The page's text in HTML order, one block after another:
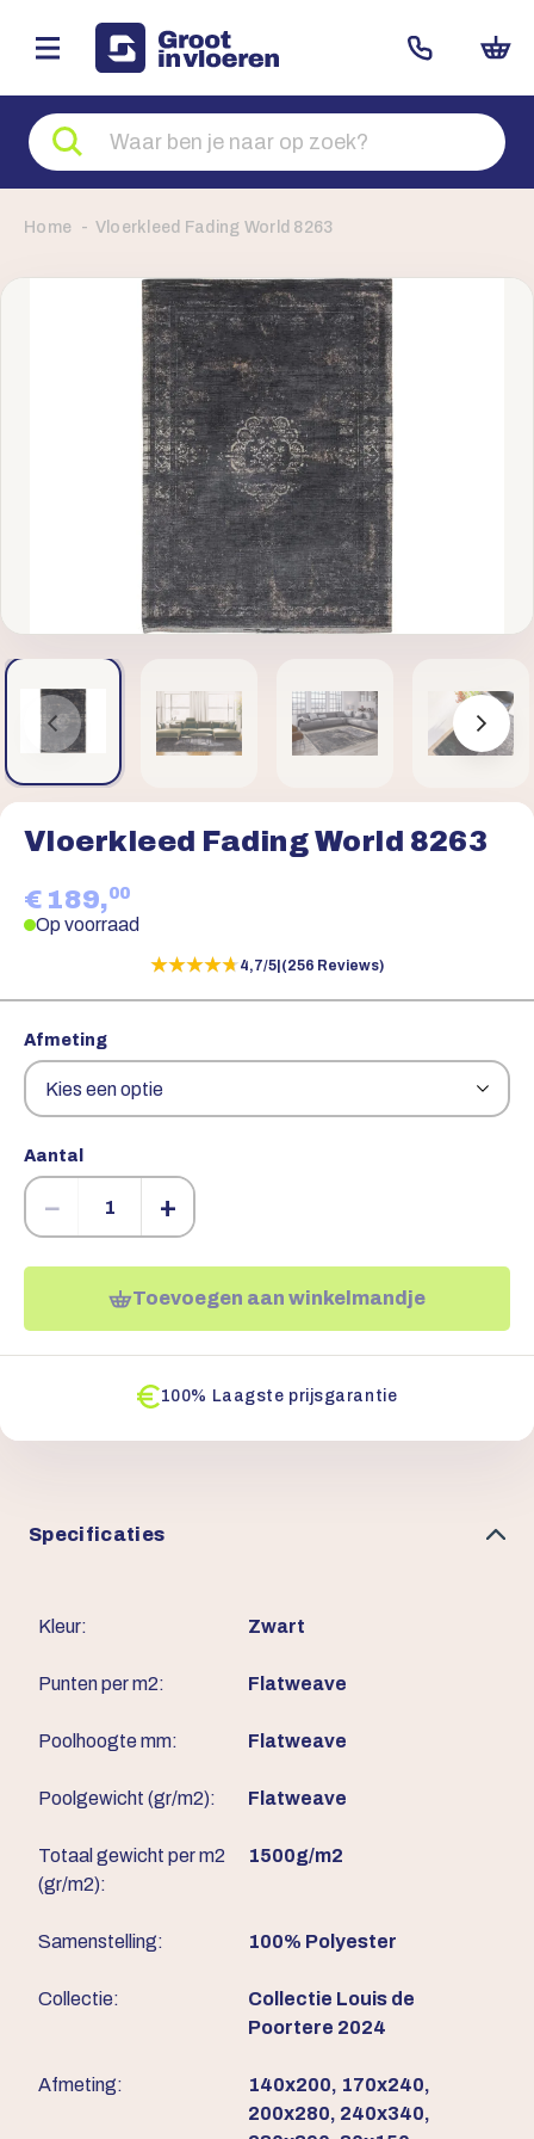
Zoeken
naar
producten
Home Vloerkleed Fading World 8263
Vloerkleed Fading World 8263
€ 189,00
Op voorraad
★★★★★
★★★★★4,7/5 (256 Reviews)
Afmeting
Aantal
− +
Toevoegen aan winkelmandje
100% Laagste prijsgarantie
Specificaties
Kleur: Zwart
Punten per m2: Flatweave
Poolhoogte mm: Flatweave
Poolgewicht (gr/m2): Flatweave
Totaal gewicht per m2
(gr/m2):
1500g/m2
Samenstelling: 100% Polyester
Collectie:
Collectie Louis de
Poortere 2024
Afmeting:
140x200, 170x240,
200x280, 240x340,